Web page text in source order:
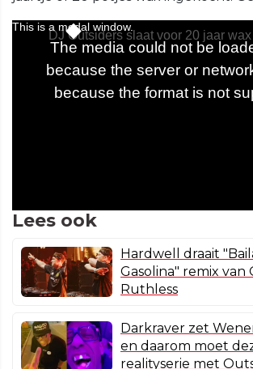
Lees ook
Hardwell draait
Gasolina" remix van
Ruthless
Darkraver zet
en daarom moet
realityserie met